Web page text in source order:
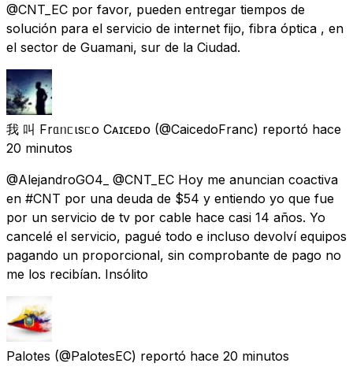
@CNT_EC por favor, pueden entregar tiempos de
solución para el servicio de internet fijo, fibra óptica , en
el sector de Guamani, sur de la Ciudad.
我 叫 Frᥲᥒᥴιsᥴo Cᴀɪᴄᴇᴅᴏ (@CaicedoFranc) reportó hace
20 minutos
@AlejandroGO4_ @CNT_EC Hoy me anuncian coactiva
en #CNT por una deuda de $54 y entiendo yo que fue
por un servicio de tv por cable hace casi 14 años. Yo
cancelé el servicio, pagué todo e incluso devolví equipos
pagando un proporcional, sin comprobante de pago no
me los recibían. Insólito
Palotes (@PalotesEC) reportó hace 20 minutos